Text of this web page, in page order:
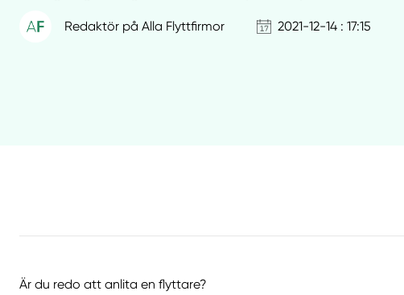
Redaktör på Alla Flyttfirmor 2021-12-14 : 17:15
Är du redo att anlita en flyttare?